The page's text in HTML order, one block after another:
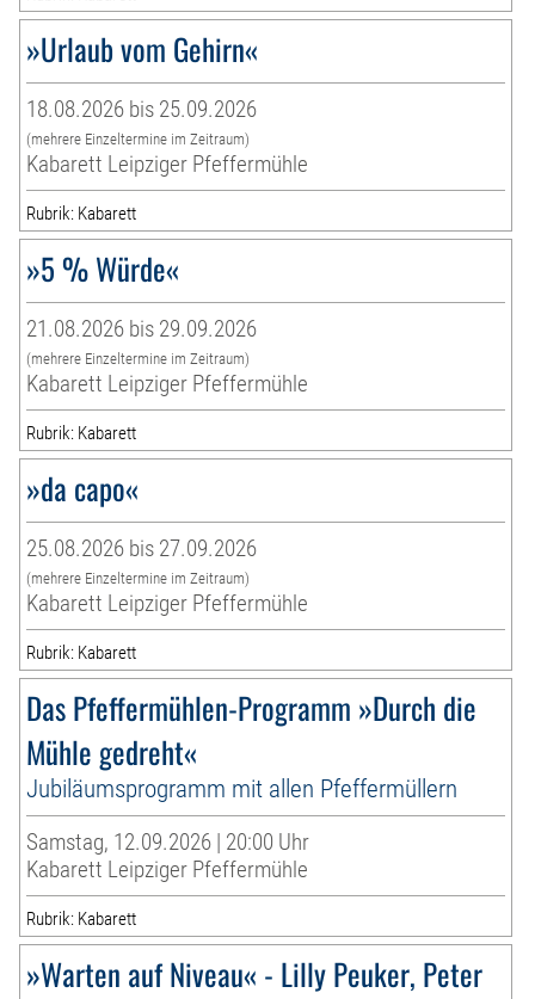
»Urlaub vom Gehirn«
18.08.2026 bis 25.09.2026
(mehrere Einzeltermine im Zeitraum)
Kabarett Leipziger Pfeffermühle
Rubrik: Kabarett
»5 % Würde«
21.08.2026 bis 29.09.2026
(mehrere Einzeltermine im Zeitraum)
Kabarett Leipziger Pfeffermühle
Rubrik: Kabarett
»da capo«
25.08.2026 bis 27.09.2026
(mehrere Einzeltermine im Zeitraum)
Kabarett Leipziger Pfeffermühle
Rubrik: Kabarett
Das Pfeffermühlen-Programm »Durch die
Mühle gedreht«
Jubiläumsprogramm mit allen Pfeffermüllern
Samstag, 12.09.2026 | 20:00 Uhr
Kabarett Leipziger Pfeffermühle
Rubrik: Kabarett
»Warten auf Niveau« - Lilly Peuker, Peter